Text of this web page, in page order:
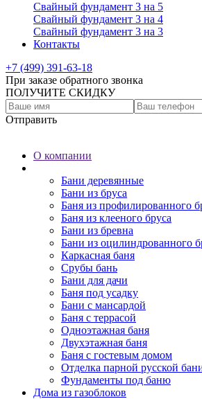
Свайный фундамент 3 на 5
Свайный фундамент 3 на 4
Свайный фундамент 3 на 3
Контакты
+7 (499) 391-63-18
При заказе обратного звонка
ПОЛУЧИТЕ СКИДКУ
Отправить
О компании
Бани деревянные
Бани из бруса
Баня из профилированного
Баня из клееного бруса
Бани из бревна
Бани из оцилиндрованного
Каркасная баня
Срубы бань
Бани для дачи
Баня под усадку
Бани с мансардой
Баня с террасой
Одноэтажная баня
Двухэтажная баня
Баня с гостевым домом
Отделка парной русской
Фундаменты под баню
Дома из газоблоков